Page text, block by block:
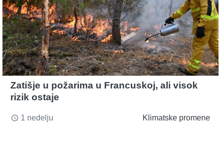
Zatišje u požarima u Francuskoj, ali visok
rizik ostaje
access_time 1 nedelju Klimatske promene